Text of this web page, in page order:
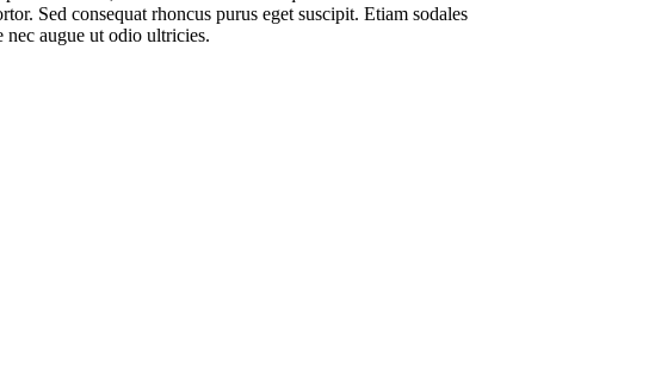
Sed consequat rhoncus purus eget suscipit. Etiam sodales
augue ut odio ultricies.